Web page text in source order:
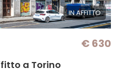
IN AFFITTO
€ 630
a Torino